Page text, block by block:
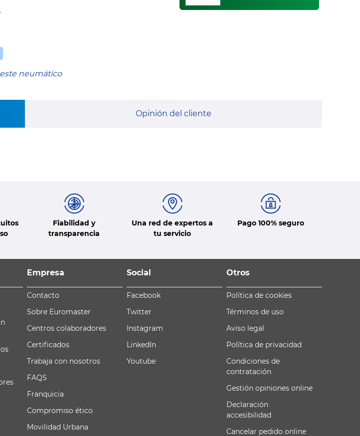
neumático
Opinión del cliente
Fiabilidad y
transparencia
Una red de expertos a
tu servicio
Pago 100% seguro
Empresa
Contacto
Sobre Euromaster
Centros colaboradores
Certificados
Trabaja con nosotros
FAQS
Franquicia
Compromiso ético
Movilidad Urbana
Social
Facebook
Twitter
Instagram
LinkedIn
Youtube
Otros
Política de cookies
Términos de uso
Aviso legal
Política de privacidad
Condiciones de
contratación
Gestión opiniones online
Declaración
accesibilidad
Cancelar pedido online